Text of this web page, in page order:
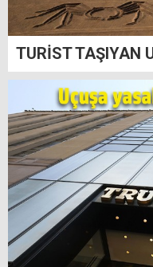
TURİST TAŞIYAN